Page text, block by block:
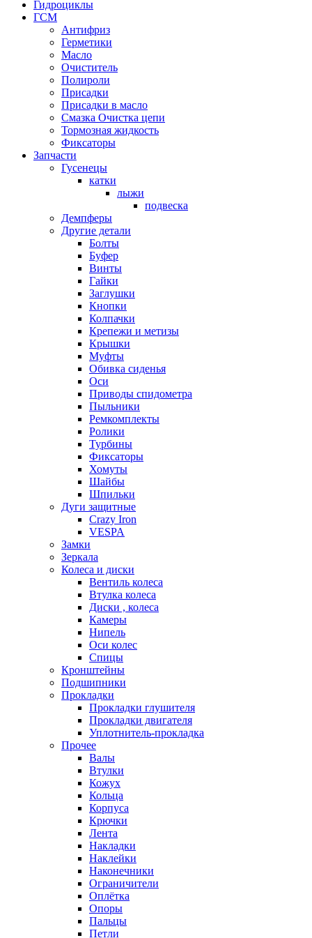
Гидроциклы
ГСМ
Антифриз
Герметики
Масло
Очиститель
Полироли
Присадки
Присадки в масло
Смазка Очистка цепи
Тормозная жидкость
Фиксаторы
Запчасти
Гусенецы
катки
лыжи
подвеска
Демпферы
Другие детали
Болты
Буфер
Винты
Гайки
Заглушки
Кнопки
Колпачки
Крепежи и метизы
Крышки
Муфты
Обивка сиденья
Оси
Приводы спидометра
Пыльники
Ремкомплекты
Ролики
Турбины
Фиксаторы
Хомуты
Шайбы
Шпильки
Дуги защитные
Crazy Iron
VESPA
Замки
Зеркала
Колеса и диски
Вентиль колеса
Втулка колеса
Диски , колеса
Камеры
Нипель
Оси колес
Спицы
Кронштейны
Подшипники
Прокладки
Прокладки глушителя
Прокладки двигателя
Уплотнитель-прокладка
Прочее
Валы
Втулки
Кожух
Кольца
Корпуса
Крючки
Лента
Накладки
Наклейки
Наконечники
Ограничители
Оплётка
Опоры
Пальцы
Петли